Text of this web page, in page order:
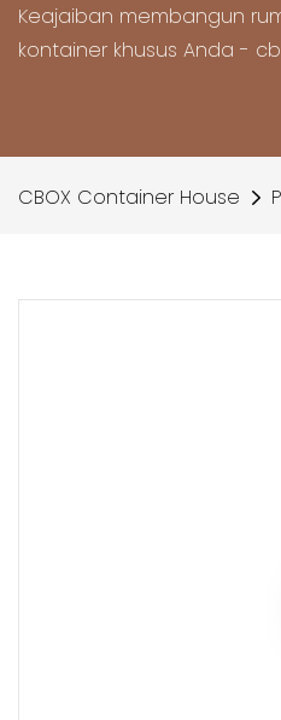
Keajaiban membangun
kontainer khusus Anda -
CBOX Container House